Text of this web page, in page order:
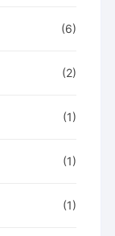
(6)
(2)
(1)
(1)
(1)